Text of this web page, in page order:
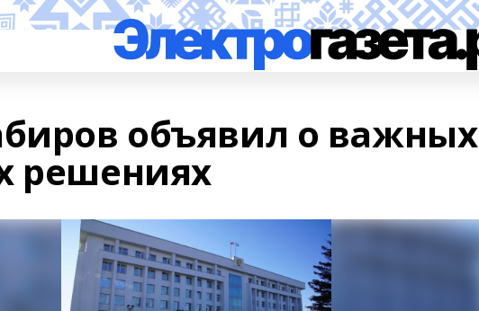
объявил о важных
решениях